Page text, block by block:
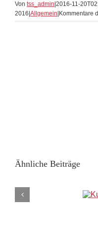
Von tss_admin 2016-11-
2016 Allgemein Kommentare
Ähnliche Beiträge